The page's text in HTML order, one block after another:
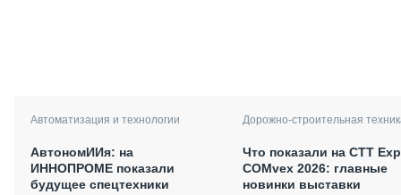
Автоматизация и технологии
АвтономИИя: на
ИННОПРОМЕ показали
будущее спецтехники
Дорожно-строительная
Что показали на CTT
COMvex 2026: главные
новинки выставки